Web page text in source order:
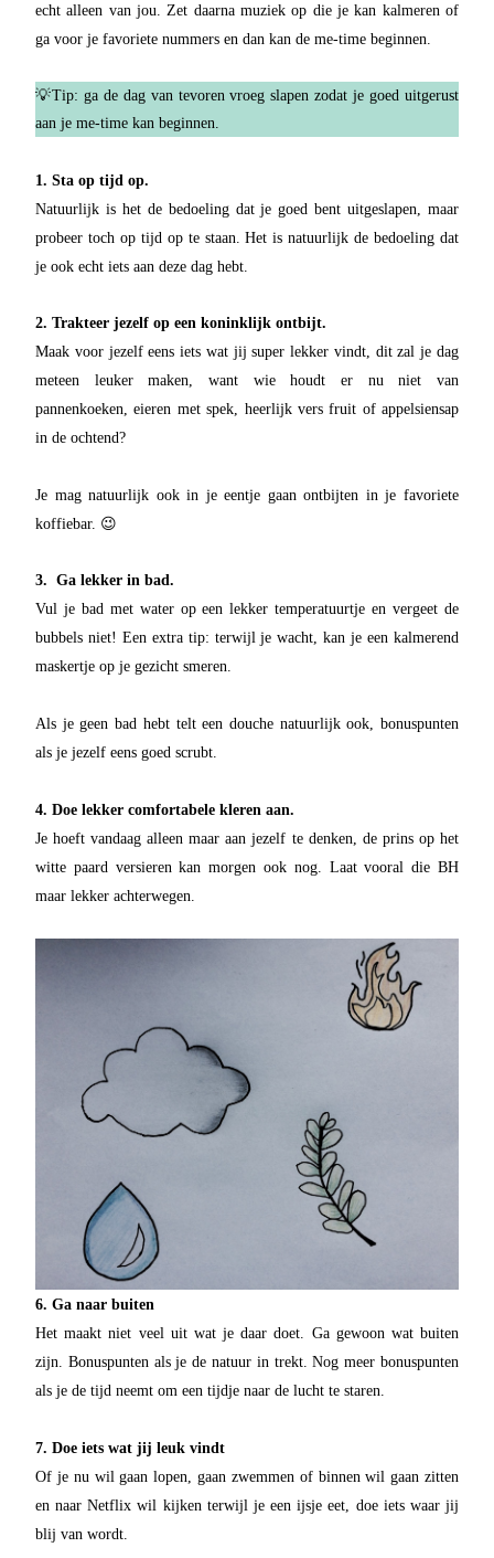
echt alleen van jou. Zet daarna muziek op die je kan kalmeren of
ga voor je favoriete nummers en dan kan de me-time beginnen.
💡Tip: ga de dag van tevoren vroeg slapen zodat je goed uitgerust
aan je me-time kan beginnen.
1. Sta op tijd op.
Natuurlijk is het de bedoeling dat je goed bent uitgeslapen, maar
probeer toch op tijd op te staan. Het is natuurlijk de bedoeling dat
je ook echt iets aan deze dag hebt.
2. Trakteer jezelf op een koninklijk ontbijt.
Maak voor jezelf eens iets wat jij super lekker vindt, dit zal je dag
meteen leuker maken, want wie houdt er nu niet van
pannenkoeken, eieren met spek, heerlijk vers fruit of appelsiensap
in de ochtend?
Je mag natuurlijk ook in je eentje gaan ontbijten in je favoriete
koffiebar. 😉
3. Ga lekker in bad.
Vul je bad met water op een lekker temperatuurtje en vergeet de
bubbels niet! Een extra tip: terwijl je wacht, kan je een kalmerend
maskertje op je gezicht smeren.
Als je geen bad hebt telt een douche natuurlijk ook, bonuspunten
als je jezelf eens goed scrubt.
4. Doe lekker comfortabele kleren aan.
Je hoeft vandaag alleen maar aan jezelf te denken, de prins op het
witte paard versieren kan morgen ook nog. Laat vooral die BH
maar lekker achterwegen.
6. Ga naar buiten
Het maakt niet veel uit wat je daar doet. Ga gewoon wat buiten
zijn. Bonuspunten als je de natuur in trekt. Nog meer bonuspunten
als je de tijd neemt om een tijdje naar de lucht te staren.
7. Doe iets wat jij leuk vindt
Of je nu wil gaan lopen, gaan zwemmen of binnen wil gaan zitten
en naar Netflix wil kijken terwijl je een ijsje eet, doe iets waar jij
blij van wordt.